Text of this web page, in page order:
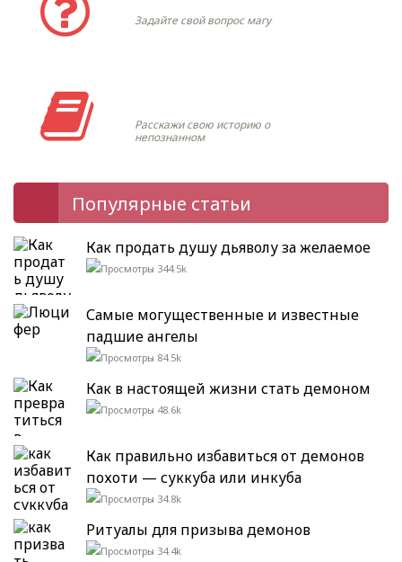
Задайте свой вопрос магу
Расскажи свою историю о
непознанном
Популярные статьи
Как продать душу дьяволу за желаемое
344.5k
Самые могущественные и известные
падшие ангелы
84.5k
Как в настоящей жизни стать демоном
48.6k
Как правильно избавиться от демонов
похоти — суккуба или инкуба
34.8k
Ритуалы для призыва демонов
34.4k